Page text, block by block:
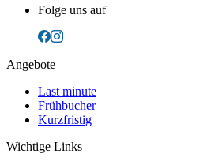
Folge uns auf
Angebote
Last minute
Frühbucher
Kurzfristig
Wichtige Links